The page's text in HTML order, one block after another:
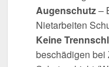
Augenschutz–
Nietarbeiten
Keine
beschädigen